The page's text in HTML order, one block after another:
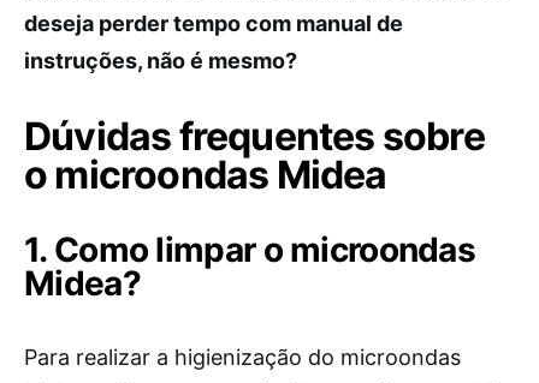
deseja perder tempo com manual de
instruções, não é mesmo?
Dúvidas frequentes sobre
o microondas Midea
1. Como limpar o microondas
Midea?
Para realizar a higienização do microondas